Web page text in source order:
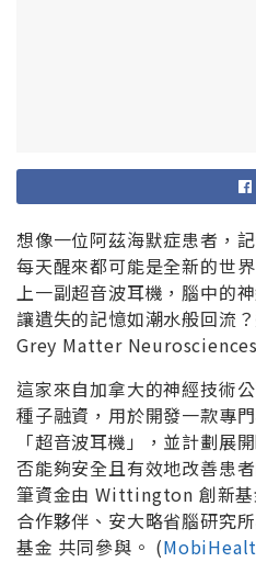
想像一位阿茲海默症患者，
每天醒來都可能是全新的世
上一副超音波耳機，腦中的
讓遺失的記憶如潮水般回流
Grey Matter Neurosciences
這家來自加拿大的神經技術
種子融資，用於開發一款專
「超音波耳機」，並計劃展
否能夠安全且有效地改善患
筆資金由 Wittington 創新基
合作夥伴、安大略省腦研究
基金 共同參與。 (